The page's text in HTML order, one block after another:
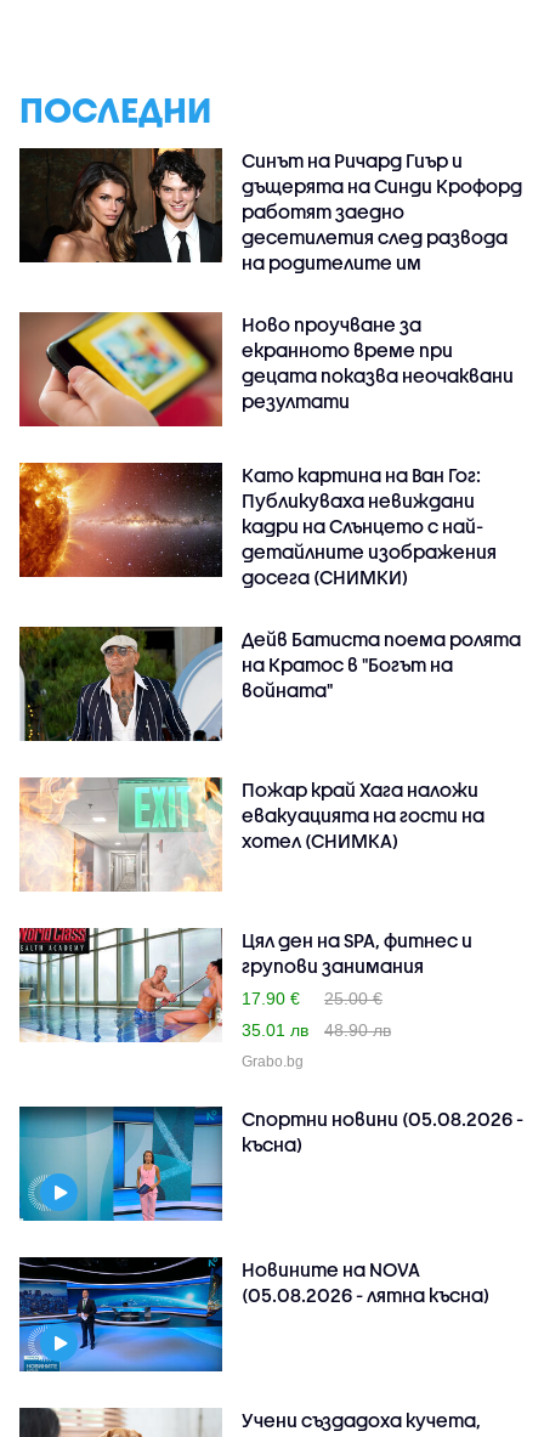
ПОСЛЕДНИ
Синът на Ричард Гиър и
дъщерята на Синди Крофорд
работят заедно
десетилетия след развода
на родителите им
Ново проучване за
екранното време при
децата показва неочаквани
резултати
Като картина на Ван Гог:
Публикуваха невиждани
кадри на Слънцето с най-
детайлните изображения
досега (СНИМКИ)
Дейв Батиста поема ролята
на Кратос в "Богът на
войната"
Пожар край Хага наложи
евакуацията на гости на
хотел (СНИМКА)
Цял ден на SPA, фитнес и
групови занимания
17.90 €
25.00 €
35.01 лв
48.90 лв
Grabo.bg
Спортни новини (05.08.2026 -
късна)
Новините на NOVA
(05.08.2026 - лятна късна)
Учени създадоха кучета,